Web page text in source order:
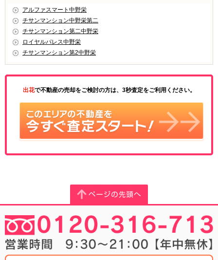
アルファスマート中野栄
チサンマンション中野栄第二
チサンマンション第二中野栄
ロイヤルパレス中野栄
チサンマンション第2中野栄
出花で不動産の売却をご検討の方は、3秒査定をご利用ください。